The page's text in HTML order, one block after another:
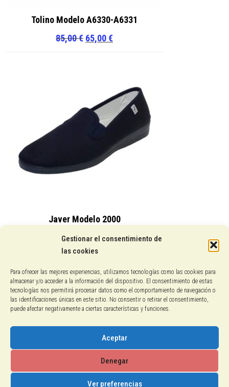
Gestionar el consentimiento de
las cookies
Para ofrecer las mejores experiencias, utilizamos tecnologías como las cookies para
almacenar y/o acceder a la información del dispositivo. El consentimiento de estas
tecnologías nos permitirá procesar datos como el comportamiento de navegación o
las identificaciones únicas en este sitio. No consentir o retirar el consentimiento,
puede afectar negativamente a ciertas características y funciones.
Aceptar
Denegar
Ver preferencias
Tolino Modelo A6330-A6331
85,00€ El
85,00 €.
65,00€
65,00 €.
Javer Modelo 2000
15,25€
Conocenos
Pagos con PayPal